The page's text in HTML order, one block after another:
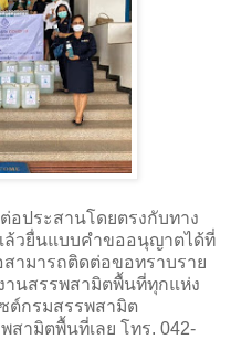
อประสานโดยตรงกับทาง
ล้วยื่นแบบคําขออนุญาตได้ที่
ามารถติดต่อขอทราบราย
านสรรพสามิตพื้นที่ทุกแห่ง
ต์กรมสรรพสามิต
สามิตพื้นที่เลย โทร. 042-